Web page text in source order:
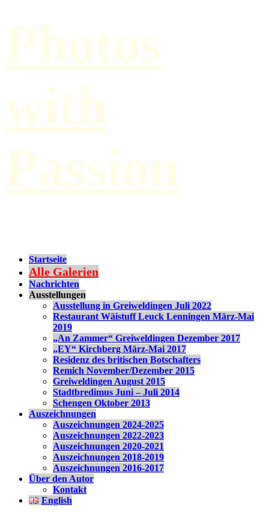
Photos
with
Passion
Startseite
Alle Galerien
Nachrichten
Ausstellungen
Ausstellung in Greiweldingen Juli 2022
Restaurant Wäistuff Leuck Lenningen März-Mai
2019
„An Zammer“ Greiweldingen Dezember 2017
„EY“ Kirchberg März-Mai 2017
Residenz des britischen Botschafters
Remich November/Dezember 2015
Greiweldingen August 2015
Stadtbredimus Juni – Juli 2014
Schengen Oktober 2013
Auszeichnungen
Auszeichnungen 2024-2025
Auszeichnungen 2022-2023
Auszeichnungen 2020-2021
Auszeichnungen 2018-2019
Auszeichnungen 2016-2017
Über den Autor
Kontakt
English